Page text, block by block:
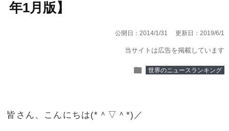
年1月版】
公開日：2014/1/31 更新日：2019/6/1
当サイトは広告を掲載しています
folder 世界のニュースランキング
皆さん、こんにちは(*＾▽＾*)／